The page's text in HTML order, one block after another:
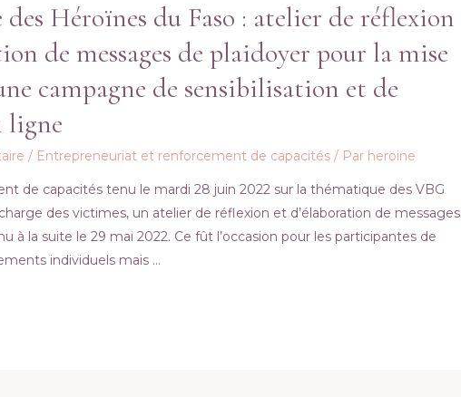
des Héroïnes du Faso : atelier de réflexion
de messages de plaidoyer pour la mise
campagne de sensibilisation et de
ligne
/ Entrepreneuriat et renforcement de capacités / Par heroine
de capacités tenu le mardi 28 juin 2022 sur la thématique des VBG
des victimes, un atelier de réflexion et d’élaboration de messages
à la suite le 29 mai 2022. Ce fût l’occasion pour les participantes de
individuels mais …